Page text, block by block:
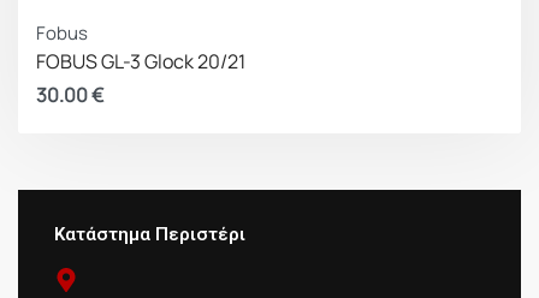
Fobus
FOBUS GL-3 Glock 20/21
30.00€
Κατάστημα Περιστέρι